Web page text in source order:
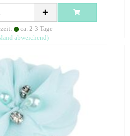
ca. 2-3 Tage
abweichend)